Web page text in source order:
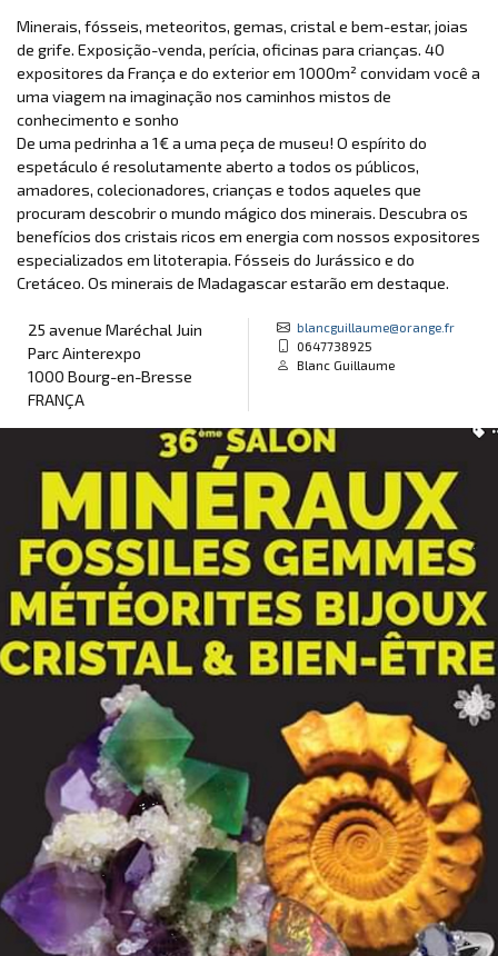
Minerais, fósseis, meteoritos, gemas, cristal e bem-estar, joias
de grife. Exposição-venda, perícia, oficinas para crianças. 40
expositores da França e do exterior em 1000m² convidam você a
uma viagem na imaginação nos caminhos mistos de
conhecimento e sonho
De uma pedrinha a 1€ a uma peça de museu! O espírito do
espetáculo é resolutamente aberto a todos os públicos,
amadores, colecionadores, crianças e todos aqueles que
procuram descobrir o mundo mágico dos minerais. Descubra os
benefícios dos cristais ricos em energia com nossos expositores
especializados em litoterapia. Fósseis do Jurássico e do
Cretáceo. Os minerais de Madagascar estarão em destaque.
25 avenue Maréchal Juin
Parc Ainterexpo
1000 Bourg-en-Bresse
FRANÇA
blancguillaume@orange.fr
0647738925
Blanc Guillaume